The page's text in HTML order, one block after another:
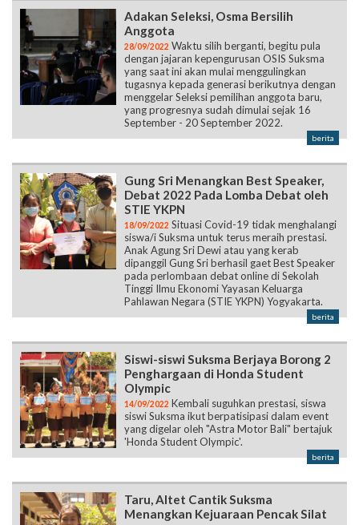
Adakan Seleksi, Osma Bersilih
Anggota
28/09/2022 Waktu silih berganti, begitu pula
dengan jajaran kepengurusan OSIS Suksma
yang saat ini akan mulai menggulingkan
tugasnya kepada generasi berikutnya dengan
menggelar Seleksi pemilihan anggota baru,
yang progresnya sudah dimulai sejak 16
September - 20 September 2022.
berita
Gung Sri Menangkan Best Speaker,
Debat 2022 Pada Lomba Debat oleh
STIE YKPN
18/09/2022 Situasi Covid-19 tidak menghalangi
siswa/i Suksma untuk terus meraih prestasi.
Anak Agung Sri Dewi atau yang kerab
dipanggil Gung Sri berhasil gaet Best Speaker
pada perlombaan debat online di Sekolah
Tinggi Ilmu Ekonomi Yayasan Keluarga
Pahlawan Negara (STIE YKPN) Yogyakarta.
berita
Siswi-siswi Suksma Berjaya Borong 2
Penghargaan di Honda Student
Olympic
14/09/2022 Kembali suguhkan prestasi, siswa
siswi Suksma ikut berpatisipasi dalam event
yang digelar oleh "Astra Motor Bali" bertajuk
'Honda Student Olympic'.
berita
Taru, Altet Cantik Suksma
Menangkan Kejuaraan Pencak Silat